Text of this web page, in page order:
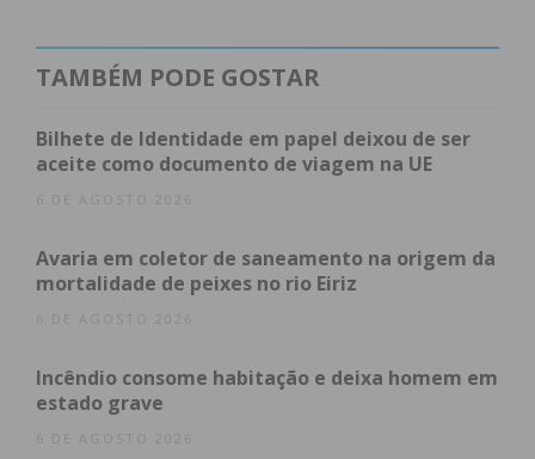
Índice
Quem é o Daniel Seabra?
Como surge o circo na sua vida?
E como evoluiu até à acrobacia aérea?
Quem foi a sua inspiração?
Em que projeto está envolvido atualmente?
Venceu recentemente o Prémio Jovens Artistas
TAMBÉM PODE GOSTAR
Bilhete de Identidade em papel deixou de ser
aceite como documento de viagem na UE
6 DE AGOSTO 2026
Avaria em coletor de saneamento na origem da
mortalidade de peixes no rio Eiriz
6 DE AGOSTO 2026
Incêndio consome habitação e deixa homem em
estado grave
6 DE AGOSTO 2026